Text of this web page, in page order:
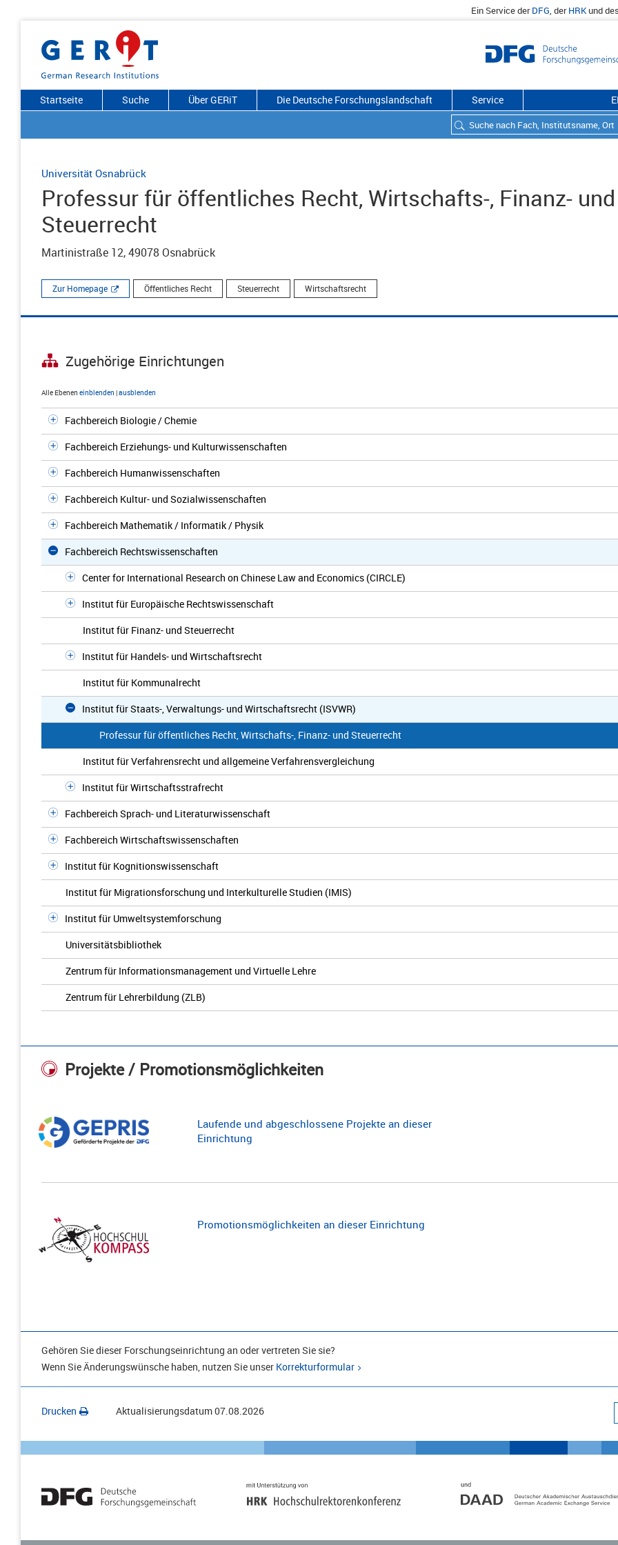
Ein Service derDFG, derHRKund
Startseite Suche Über GERiT Die Deutsche Forschungslandschaft Service
Universität Osnabrück
Professur für öffentliches Recht, Wirtschafts-, Finanz- und
Steuerrecht
Martinistraße 12, 49078 Osnabrück
Zur Homepage Öffentliches Recht Steuerrecht Wirtschaftsrecht
Zugehörige Einrichtungen
Alle Ebenen einblenden |ausblenden
Fachbereich Biologie / Chemie
Fachbereich Erziehungs- und Kulturwissenschaften
Fachbereich Humanwissenschaften
Fachbereich Kultur- und Sozialwissenschaften
Fachbereich Mathematik / Informatik / Physik
Fachbereich Rechtswissenschaften
Center for International Research on Chinese Law and Economics (CIRCLE)
Institut für Europäische Rechtswissenschaft
Institut für Finanz- und Steuerrecht
Institut für Handels- und Wirtschaftsrecht
Institut für Kommunalrecht
Institut für Staats-, Verwaltungs- und Wirtschaftsrecht (ISVWR)
Professur für öffentliches Recht, Wirtschafts-, Finanz- und Steuerrecht
Institut für Verfahrensrecht und allgemeine Verfahrensvergleichung
Institut für Wirtschaftsstrafrecht
Fachbereich Sprach- und Literaturwissenschaft
Fachbereich Wirtschaftswissenschaften
Institut für Kognitionswissenschaft
Institut für Migrationsforschung und Interkulturelle Studien (IMIS)
Institut für Umweltsystemforschung
Universitätsbibliothek
Zentrum für Informationsmanagement und Virtuelle Lehre
Zentrum für Lehrerbildung (ZLB)
Projekte / Promotionsmöglichkeiten
Laufende und abgeschlossene Projekte an dieser
Einrichtung
Promotionsmöglichkeiten an dieser Einrichtung
Gehören Sie dieser Forschungseinrichtung an oder vertreten Sie sie?
Wenn Sie Änderungswünsche haben, nutzen Sie unser Korrekturformular
Drucken Aktualisierungsdatum07.08.2026